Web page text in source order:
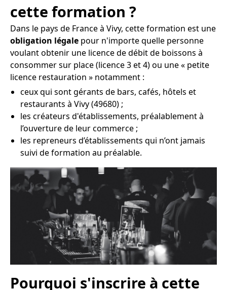
cette formation ?
Dans le pays de France à Vivy, cette formation est une
obligation légale pour n'importe quelle personne
voulant obtenir une licence de débit de boissons à
consommer sur place (licence 3 et 4) ou une « petite
licence restauration » notamment :
ceux qui sont gérants de bars, cafés, hôtels et
restaurants à Vivy (49680) ;
les créateurs d'établissements, préalablement à
l’ouverture de leur commerce ;
les repreneurs d’établissements qui n’ont jamais
suivi de formation au préalable.
Pourquoi s'inscrire à cette